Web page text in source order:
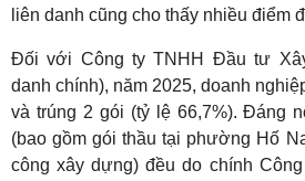
liên danh cũng cho thấy nhiều điểm
Đối với Công ty TNHH Đầu tư
danh chính), năm 2025, doanh
và trúng 2 gói (tỷ lệ 66,7%). Đáng
(bao gồm gói thầu tại phường Hố
công xây dựng) đều do chính